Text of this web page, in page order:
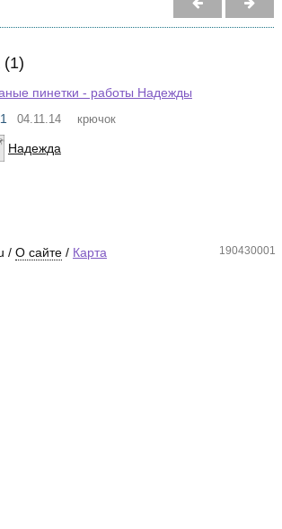
(1)
пинетки - работы Надежды
04.11.14 крючок
Надежда
/ О сайте / Карта 190430001